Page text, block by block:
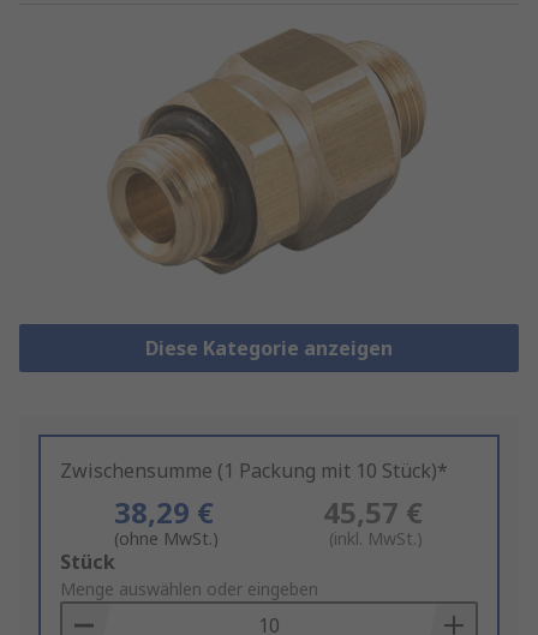
Diese Kategorie anzeigen
Zwischensumme (1 Packung mit 10 Stück)*
38,29 €
(ohne MwSt.)
45,57 €
(inkl. MwSt.)
Add
to
Basket
Stück
Menge auswählen oder eingeben